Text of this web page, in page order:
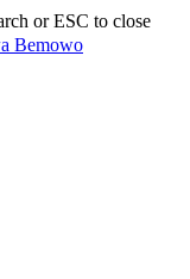
or ESC to close